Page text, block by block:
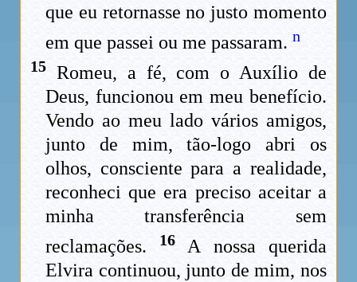
que eu retornasse no justo momento
em que passei ou me passaram.n
15 Romeu, a fé, com o Auxílio de
Deus, funcionou em meu benefício.
Vendo ao meu lado vários amigos,
junto de mim, tão-logo abri os
olhos, consciente para a realidade,
reconheci que era preciso aceitar a
minha transferência sem
reclamações.
16
A nossa querida
Elvira continuou, junto de mim, nos